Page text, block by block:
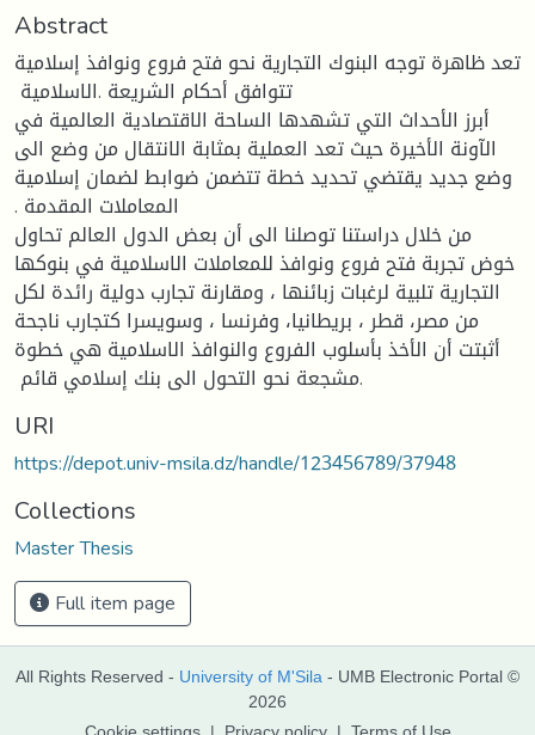
Abstract
تعد ظاهرة توجه البنوك التجارية نحو فتح فروع ونوافذ إسلامية
تتوافق أحكام الشريعة ‏.الاسلامية ‏
أبرز الأحداث التي تشهدها الساحة الاقتصادية العالمية في
الآونة الأخيرة حيث تعد العملية ‏بمثابة الانتقال من ‏وضع الى
وضع جديد يقتضي تحديد خطة تتضمن ضوابط لضمان إسلامية
‏المعاملات المقدمة .‏
من خلال دراستنا توصلنا الى أن بعض الدول العالم تحاول
خوض تجربة فتح فروع ونوافذ ‏للمعاملات ‏الاسلامية في بنوكها
التجارية تلبية لرغبات زبائنها ، ومقارنة تجارب دولية رائدة ‏لكل
من مصر، قطر ، ‏بريطانيا، وفرنسا ، وسويسرا كتجارب ناجحة
أثبتت أن الأخذ ‏بأسلوب الفروع والنوافذ الاسلامية هي خطوة
‏مشجعة نحو التحول الى بنك إسلامي قائم ‏‎. ‎
URI
https://depot.univ-msila.dz/handle/123456789/37948
Collections
Master Thesis
Full item page
All Rights Reserved - University of M'Sila - UMB Electronic Portal ©
2026